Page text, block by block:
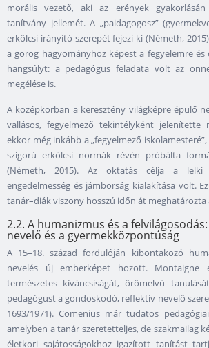
morális vezető, aki az erények
tanítvány jellemét. A „paidagogosz”
erkölcsi irányító szerepét fejezi ki (Németh,
a görög hagyományhoz képest a fegyelemre
hangsúlyt: a pedagógus feladata volt az
megélése is.
A középkorban a keresztény világképre épülő
vallásos, fegyelmező tekintélyként jelenítette
ekkor még inkább a „fegyelmező
szigorú erkölcsi normák révén próbálta
(Németh, 2015). Az oktatás célja a lelki
engedelmesség és jámborság kialakítása volt.
tanár–diák viszony hosszú időn át
2.2. A humanizmus és a
nevelő és a gyermekközpontúság
A 15–18. század fordulóján kibontakozó
nevelés új emberképet hozott. Montaigne
természetes kíváncsiságát, örömelvű
pedagógust a gondoskodó, reflektív nevelő
1693/1971). Comenius már tudatos
amelyben a tanár szeretetteljes, de szakmailag
életkori sajátosságokhoz igazított tanítást